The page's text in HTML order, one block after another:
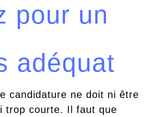
pour un
adéquat
candidature ne doit ni être
trop courte. Il faut que